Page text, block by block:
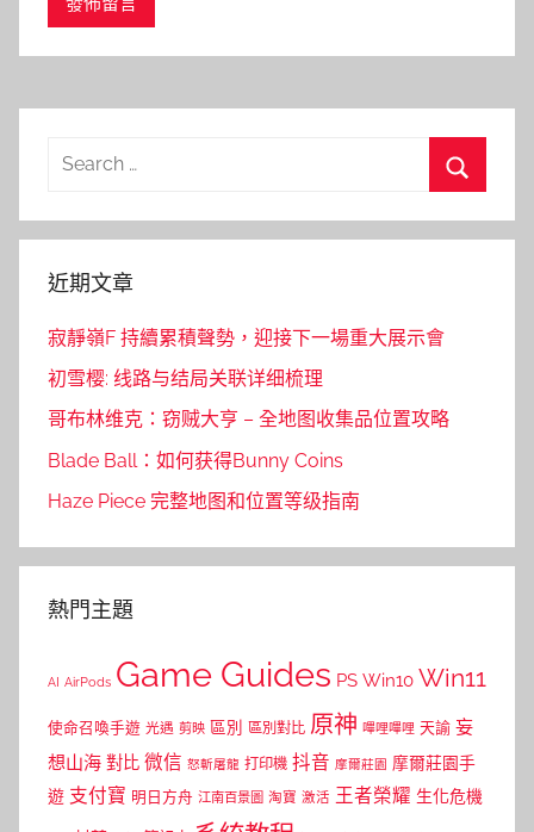
Search
近期文章
寂靜嶺F 持續累積聲勢，迎接下一場重大展示會
初雪樱: 线路与结局关联详细梳理
哥布林维克：窃贼大亨 – 全地图收集品位置攻略
Blade Ball：如何获得Bunny Coins
Haze Piece 完整地图和位置等级指南
熱門主題
AI AirPods Game Guides PS Win10 Win11
使命召喚手遊 光遇 剪映 區別 區別對比 原神 嗶哩嗶哩 天諭 妄
想山海 對比 微信 怒斬屠龍 打印機 抖音 摩爾莊園 摩爾莊園手
遊 支付寶 明日方舟 江南百景圖 淘寶 激活 王者榮耀 生化危機